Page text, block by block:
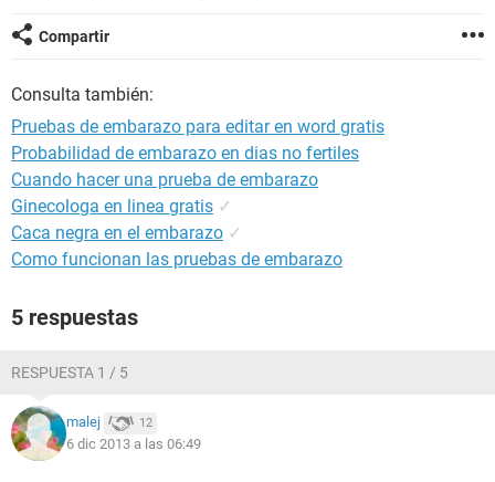
GLOSARIO
Compartir
Consulta también:
Pruebas de embarazo para editar en word gratis
Probabilidad de embarazo en dias no fertiles
Cuando hacer una prueba de embarazo
Ginecologa en linea gratis ✓
Caca negra en el embarazo ✓
Como funcionan las pruebas de embarazo
5 respuestas
RESPUESTA 1 / 5
malej 12
6 dic 2013 a las 06:49